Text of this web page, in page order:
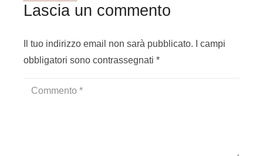
singola azienda, sia che
libero professionista.
una figura indispensabile
Lascia un commento
Il tuo indirizzo email non sarà pubblicato.
I campi
obbligatori sono contrassegnati *